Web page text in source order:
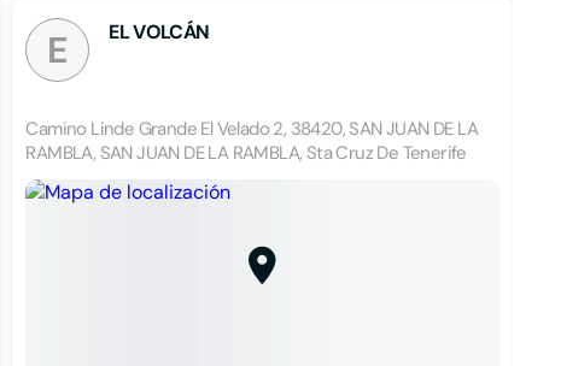
E EL VOLCÁN
Camino Linde Grande El Velado 2, 38420, SAN JUAN DE LA
RAMBLA, SAN JUAN DE LA RAMBLA, Sta Cruz De Tenerife